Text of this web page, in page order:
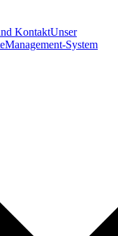
KontaktUnser
Management-System